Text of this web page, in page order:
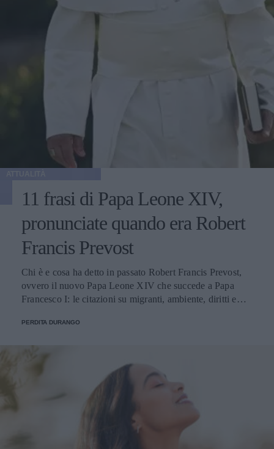
11 frasi di Papa Leone XIV,
pronunciate quando era Robert
Francis Prevost
Chi è e cosa ha detto in passato Robert Francis Prevost,
ovvero il nuovo Papa Leone XIV che succede a Papa
Francesco I: le citazioni su migranti, ambiente, diritti e
PERDITA DURANGO